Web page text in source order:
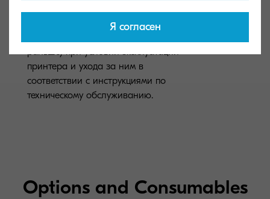
или макс. 100 000 страниц (в
принтера и ухода за ним в
соответствии с инструкциями по
техническому обслуживанию.
Options and Consumables
Я согласен